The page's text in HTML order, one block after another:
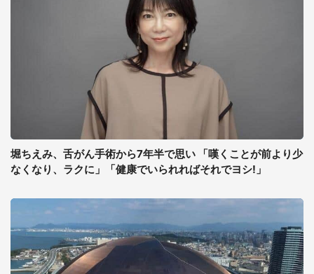
堀ちえみ、舌がん手術から7年半で思い 「嘆くことが前より少
なくなり、ラクに」「健康でいられればそれでヨシ!」